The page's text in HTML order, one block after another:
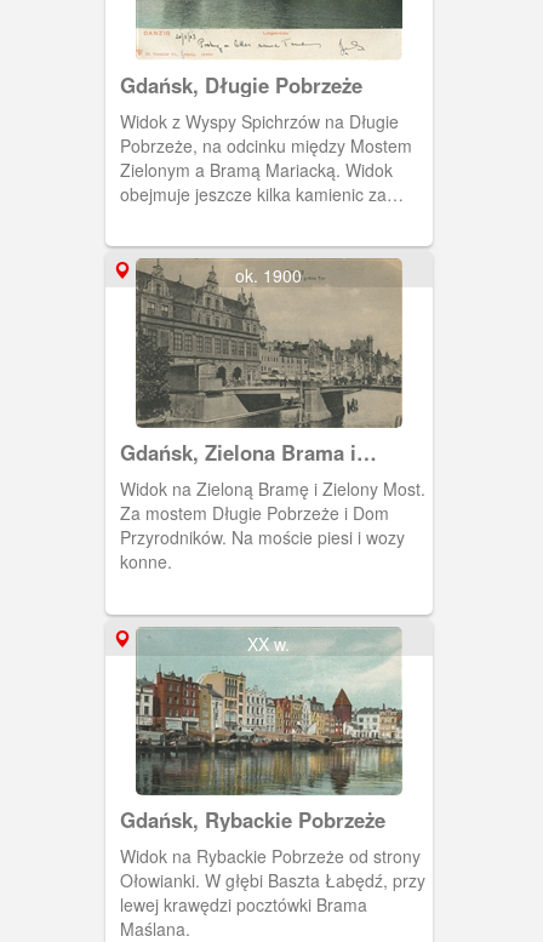
Gdańsk, Długie Pobrzeże
Widok z Wyspy Spichrzów na Długie
Pobrzeże, na odcinku między Mostem
Zielonym a Bramą Mariacką. Widok
obejmuje jeszcze kilka kamienic za
ok. 1900
Gdańsk, Zielona Brama i
Zielony Most
Widok na Zieloną Bramę i Zielony Most.
Za mostem Długie Pobrzeże i Dom
Przyrodników. Na moście piesi i wozy
konne.
XX w.
Gdańsk, Rybackie Pobrzeże
Widok na Rybackie Pobrzeże od strony
Ołowianki. W głębi Baszta Łabędź, przy
lewej krawędzi pocztówki Brama
Maślana.